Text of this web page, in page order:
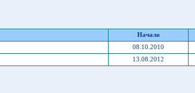
Начало
08.10.2010
13.08.2012